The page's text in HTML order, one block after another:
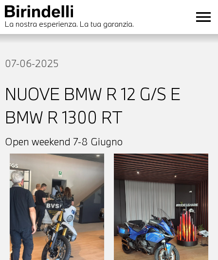
La nostra esperienza. La tua garanzia. menu
07-06-2025
NUOVE BMW R 12 G/S E
BMW R 1300 RT
Open weekend 7-8 Giugno